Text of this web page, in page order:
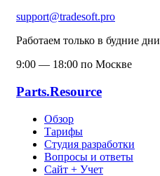
support@tradesoft.pro
Работаем только в будние дни
9:00 — 18:00 по Москве
Parts.Resource
Обзор
Тарифы
Студия разработки
Вопросы и ответы
Сайт + Учет